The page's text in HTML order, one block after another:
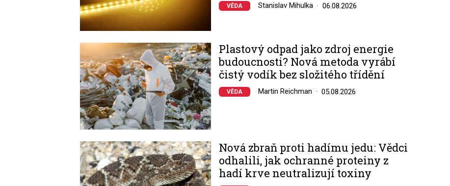
VĚDA Stanislav Mihulka 06.08.2026
Image
Plastový odpad jako zdroj energie
budoucnosti? Nová metoda vyrábí
čistý vodík bez složitého třídění
VĚDA Martin Reichman 05.08.2026
Image
Nová zbraň proti hadímu jedu: Vědci
odhalili, jak ochranné proteiny z
hadí krve neutralizují toxiny